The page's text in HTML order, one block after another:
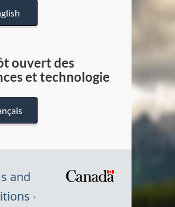
ouvert des
et technologie
and
Symbole